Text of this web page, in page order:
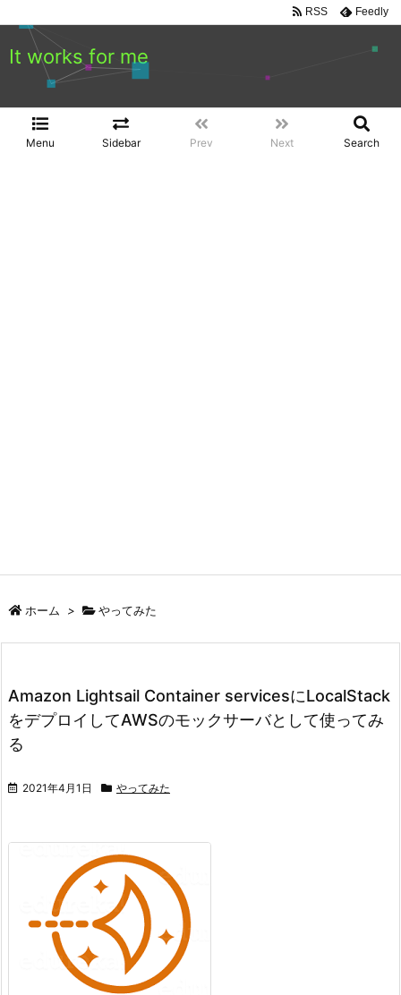
It works for me
Menu Sidebar Prev Next Search
RSS Feedly
ホーム > やってみた
Amazon Lightsail Container servicesにLocalStack
をデプロイしてAWSのモックサーバとして使ってみ
る
2021年4月1日 やってみた